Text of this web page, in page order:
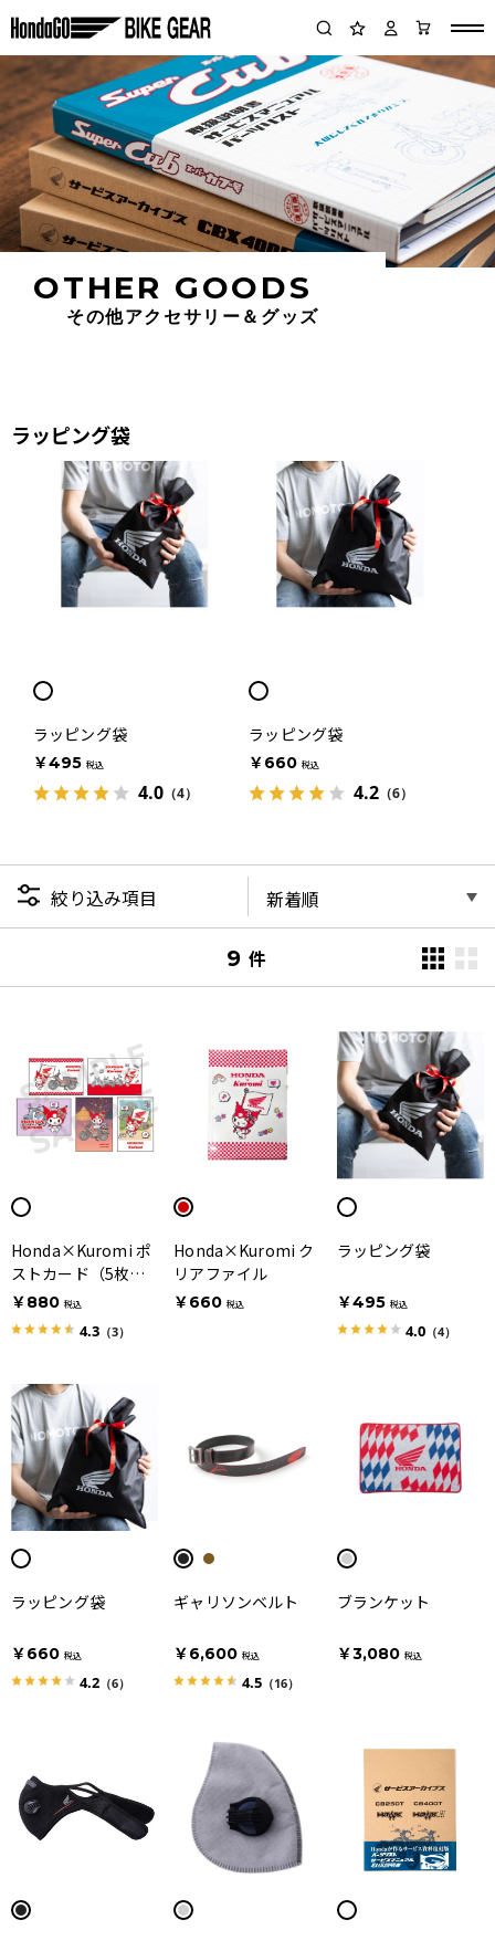
OTHER GOODS
その他アクセサリー＆グッズ
ラッピング袋
ラッピング袋
￥495 税込
4.0 （4）
ラッピング袋
￥660 税込
4.2 （6）
絞り込み項目
9 件
Honda×Kuromi ポ
ストカード（5枚入
り）
￥880 税込
4.3 （3）
Honda×Kuromi ク
リアファイル
￥660 税込
ラッピング袋
￥495 税込
4.0（4）
ラッピング袋
￥660 税込
4.2 （6）
ギャリソンベルト
￥6,600 税込
4.5 （16）
ブランケット
￥3,080 税込